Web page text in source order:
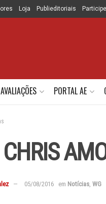
Loja Publieditoriais
AVALIAÇÕES PORTAL AE
CHRIS
05/08/2016 em Notícias, WG